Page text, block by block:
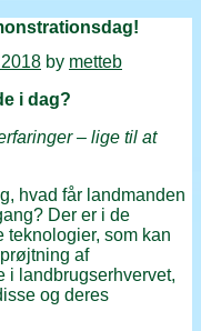
by metteb
i dag?
– lige til at
hvad får landmanden
Der er i de
teknologier, som kan
af
i landbrugserhvervet,
og deres